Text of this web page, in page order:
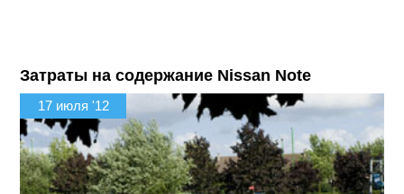
Затраты на содержание Nissan Note
17 июля '12